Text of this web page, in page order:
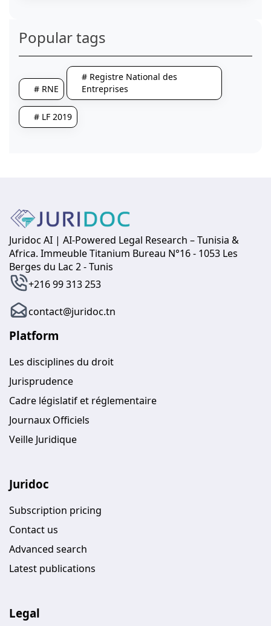
Popular tags
# RNE
# Registre National des
Entreprises
# LF 2019
Juridoc AI | AI-Powered Legal Research – Tunisia &
Africa. Immeuble Titanium Bureau N°16 - 1053 Les
Berges du Lac 2 - Tunis
+216 99 313 253
contact@juridoc.tn
Platform
Les disciplines du droit
Jurisprudence
Cadre législatif et réglementaire
Journaux Officiels
Veille Juridique
Juridoc
Subscription pricing
Contact us
Advanced search
Latest publications
Legal